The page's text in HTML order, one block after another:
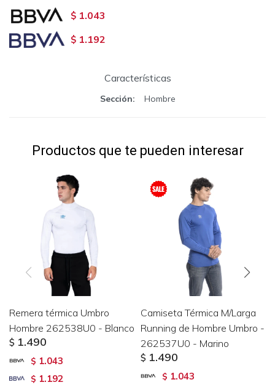
$ 1.043
$ 1.192
Características
Sección Hombre
Productos que te pueden interesar
Remera térmica Umbro
Hombre 262538U0 - Blanco
$ 1.490
$ 1.043
$ 1.192
Camiseta Térmica M/Larga
Running de Hombre Umbro -
262537U0 - Marino
$ 1.490
$ 1.043